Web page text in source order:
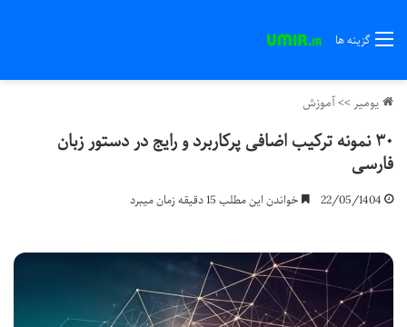
گزینه ها
یومیر>>آموزش
۳۰ نمونه ترکیب اضافی پرکاربرد و رایج در دستور زبان
فارسی
22/05/1404 خواندن این مطلب 15 دقیقه زمان میبرد